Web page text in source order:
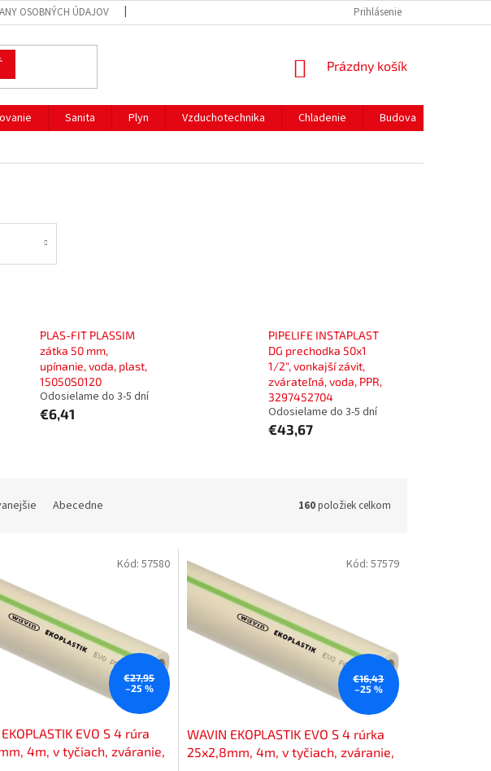
OSOBNÝCH ÚDAJOV PREPRAVA A PLATBYPrihlásenie
NÁKUPNÝ
Prázdny košík
Sanita Plyn Vzduchotechnika Chladenie Budova
PLAS-FIT PLASSIM
zátka 50 mm,
upínanie, voda, plast,
15050S0120
Odosielame do 3-5 dní
€6,41
PIPELIFE INSTAPLAST
DG prechodka 50x1
1/2", vonkajší závit,
zvárateľná, voda, PPR,
3297452704
Odosielame do 3-5 dní
€43,67
Abecedne 160položiek celkom
€27,95
–25 %
EVO S 4 rúra
4m, v tyčiach, zváranie,
Kód: 57580
€16,43
–25 %
WAVIN EKOPLASTIK EVO S 4 rúrka
25x2,8mm, 4m, v tyčiach, zváranie,
Kód: 57579